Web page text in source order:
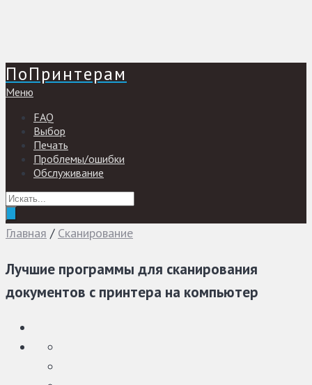
ПоПринтерам
Меню
FAQ
Выбор
Печать
Проблемы/ошибки
Обслуживание
Главная / Сканирование
Лучшие программы для сканирования
документов с принтера на компьютер